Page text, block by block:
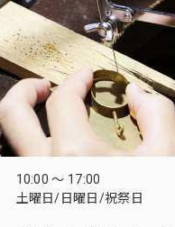
10:00 〜 17:00
土曜日/日曜日/祝祭日